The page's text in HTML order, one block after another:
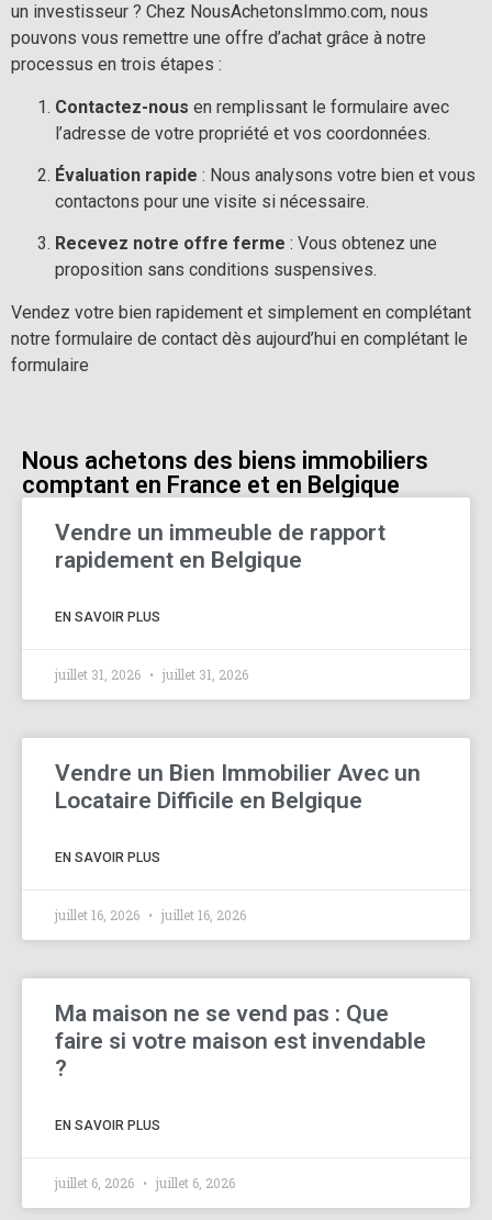
un investisseur ? Chez NousAchetonsImmo.com, nous
pouvons vous remettre une offre d’achat grâce à notre
processus en trois étapes :
Contactez-nous en remplissant le formulaire avec
l’adresse de votre propriété et vos coordonnées.
Évaluation rapide : Nous analysons votre bien et vous
contactons pour une visite si nécessaire.
Recevez notre offre ferme : Vous obtenez une
proposition sans conditions suspensives.
Vendez votre bien rapidement et simplement en complétant
notre formulaire de contact dès aujourd’hui en complétant le
formulaire
Nous achetons des biens immobiliers
comptant en France et en Belgique
Vendre un immeuble de rapport
rapidement en Belgique
EN SAVOIR PLUS
juillet 31, 2026 juillet 31, 2026
Vendre un Bien Immobilier Avec un
Locataire Difficile en Belgique
EN SAVOIR PLUS
juillet 16, 2026 juillet 16, 2026
Ma maison ne se vend pas : Que
faire si votre maison est invendable
?
EN SAVOIR PLUS
juillet 6, 2026 juillet 6, 2026